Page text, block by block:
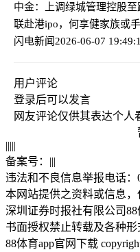
中金：上调绿城管理控股
联赴港ipo，何享健家族或
闪电新闻2026-06-07
用户评论
登录后可以发言
网友评论仅供其表达个人
|||||
备案号： |||
违法和不良信息举报电话：
本网站提供之资料或信息
深圳证券时报社有限公司
书面授权禁止转载及各种形
88体育app官网下载